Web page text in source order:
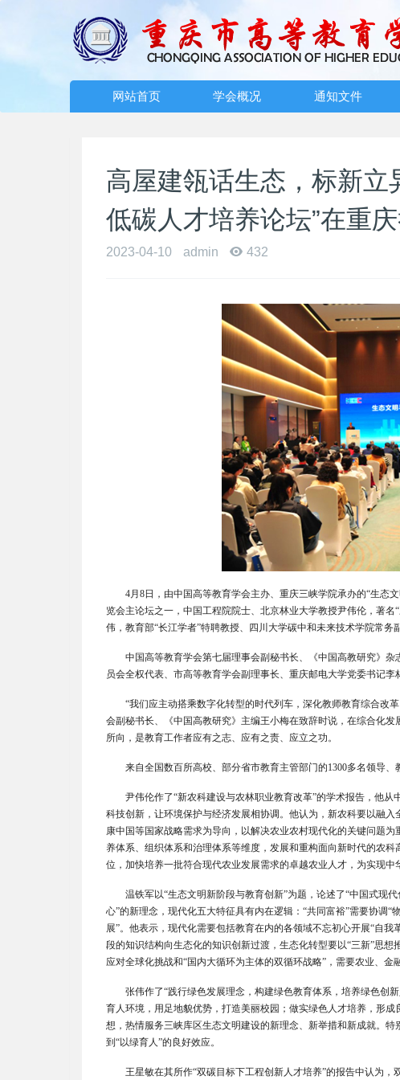
网站首页 学会概况 通知文件
高屋建瓴话生态，标新
低碳人才培养论坛”在重
2023-04-10 admin 432
4月8日，由中国高等教育学会主办、重庆三峡学院承办的“生态
览会主论坛之一，中国工程院院士、北京林业大学教授尹伟伦，著
伟，教育部“长江学者”特聘教授、四川大学碳中和未来技术学院常务
中国高等教育学会第七届理事会副秘书长、《中国高教研究》
员会全权代表、市高等教育学会副理事长、重庆邮电大学党委书记李
“我们应主动搭乘数字化转型的时代列车，深化教师教育综合改
会副秘书长、《中国高教研究》主编王小梅在致辞时说，在综合化
所向，是教育工作者应有之志、应有之责、应立之功。
来自全国数百所高校、部分省市教育主管部门的1300多名领导
尹伟伦作了“新农科建设与农林职业教育改革”的学术报告，他
科技创新，让环境保护与经济发展相协调。他认为，新农科要以融
康中国等国家战略需求为导向，以解决农业农村现代化的关键问题
养体系、组织体系和治理体系等维度，发展和重构面向新时代的农
位，加快培养一批符合现代农业发展需求的卓越农业人才，为实现中
温铁军以“生态文明新阶段与教育创新”为题，论述了“中国式现
心”的新理念，现代化五大特征具有内在逻辑：“共同富裕”需要协调
展”。他表示，现代化需要包括教育在内的各领域不忘初心开展“自
段的知识结构向生态化的知识创新过渡，生态化转型要以“三新”思想
应对全球化挑战和“国内大循环为主体的双循环战略”，需要农业、
张伟作了“践行绿色发展理念，构建绿色教育体系，培养绿色创
育人环境，用足地貌优势，打造美丽校园；做实绿色人才培养，形
想，热情服务三峡库区生态文明建设的新理念、新举措和新成就。
到“以绿育人”的良好效应。
王星敏在其所作“双碳目标下工程创新人才培养”的报告中认为